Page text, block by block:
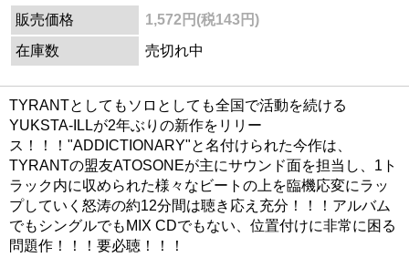
販売価格
1,572円(税143円)
在庫数
売切れ中
TYRANTとしてもソロとしても全国で活動を続ける
YUKSTA-ILLが2年ぶりの新作をリリー
ス！！！"ADDICTIONARY"と名付けられた今作は、
TYRANTの盟友ATOSONEが主にサウンド面を担当し、1ト
ラック内に収められた様々なビートの上を臨機応変にラッ
プしていく怒涛の約12分間は聴き応え充分！！！アルバム
でもシングルでもMIX CDでもない、位置付けに非常に困る
問題作！！！要必聴！！！